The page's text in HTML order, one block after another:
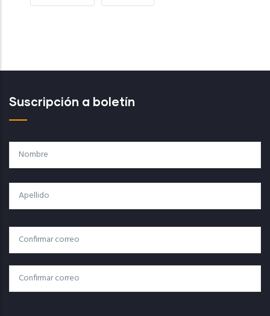
Suscripción a boletín
Nombre
Apellido
Correo
Electrónico
Correo Electrónico
Confirmar Correo